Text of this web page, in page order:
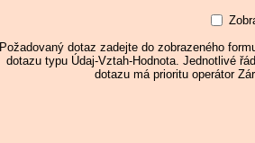
Požadovaný dotaz zadejte do zobrazeného
dotazu typu Údaj-Vztah-Hodnota. Jednotlivé
dotazu má prioritu operátor